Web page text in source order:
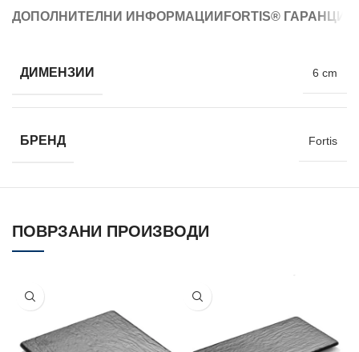
ДОПОЛНИТЕЛНИ ИНФОРМАЦИИ FORTIS®
ДИМЕНЗИИ 6 cm
БРЕНД Fortis
ПОВРЗАНИ ПРОИЗВОДИ